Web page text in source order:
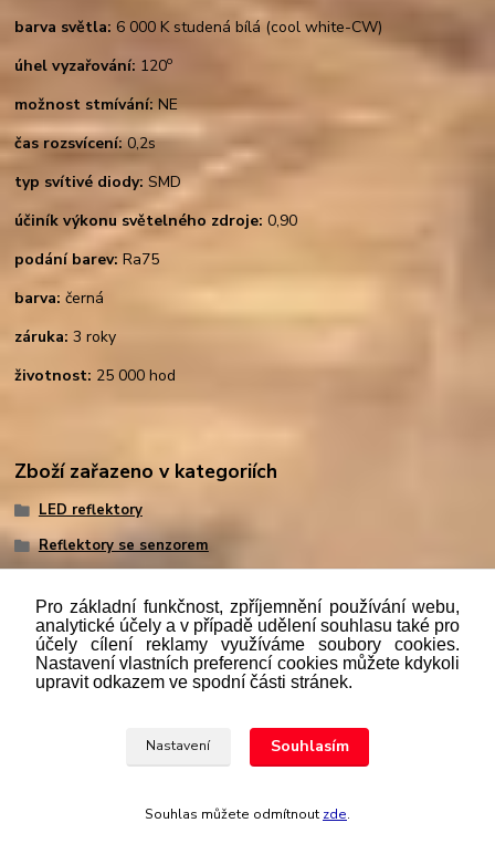
barva světla: 6 000 K studená bílá (cool white-CW)
úhel vyzařování: 120o
možnost stmívání: NE
čas rozsvícení:0,2s
typ svítivé diody: SMD
účiník výkonu světelného zdroje: 0,90
podání barev: Ra75
barva:černá
záruka: 3 roky
životnost: 25 000 hod
Zboží zařazeno v kategoriích
LED reflektory
Reflektory se senzorem
Podlezákona č. 112/mmmmm2016 Sb. o evidenci tržeb je
prodávající povinen vystavit kupujícímu účtenku. Zároveň je
případě technického výpadku pak nejpozději do 48 hodin.“
Upravit sběr cookies.
Pro základní funkčnost, zpříjemnění používání webu,
analytické účely a v případě udělení souhlasu také pro
účely cílení reklamy využíváme soubory cookies.
Nastavení vlastních preferencí cookies můžete kdykoli
upravit odkazem ve spodní části stránek.
Nastavení Souhlasím
Souhlas můžete odmítnout zde.